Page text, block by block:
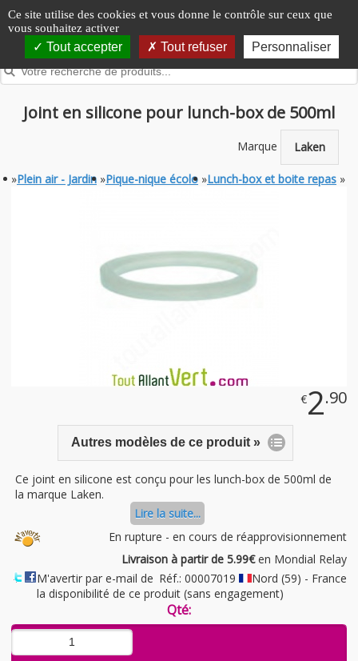
Panneau de gestion des cookies
Ce site utilise des cookies et vous donne le contrôle sur ceux que
vous souhaitez activer
Tout accepter Tout refuser Personnaliser
Joint en silicone pour lunch-box de 500ml
Marque Laken
»Plein air - Jardin »Pique-nique écolo »Lunch-box et boite repas »
€2.90
Autres modèles de ce produit »
Ce joint en silicone est conçu pour les lunch-box de 500ml de
la marque Laken.
Lire la suite...
En rupture - en cours de réapprovisionnement
Livraison à partir de 5.99€en Mondial Relay
Réf.: 00007019
Nord (59) - France
M'avertir par e-mail de
la disponibilité de ce produit (sans engagement)
Qté: